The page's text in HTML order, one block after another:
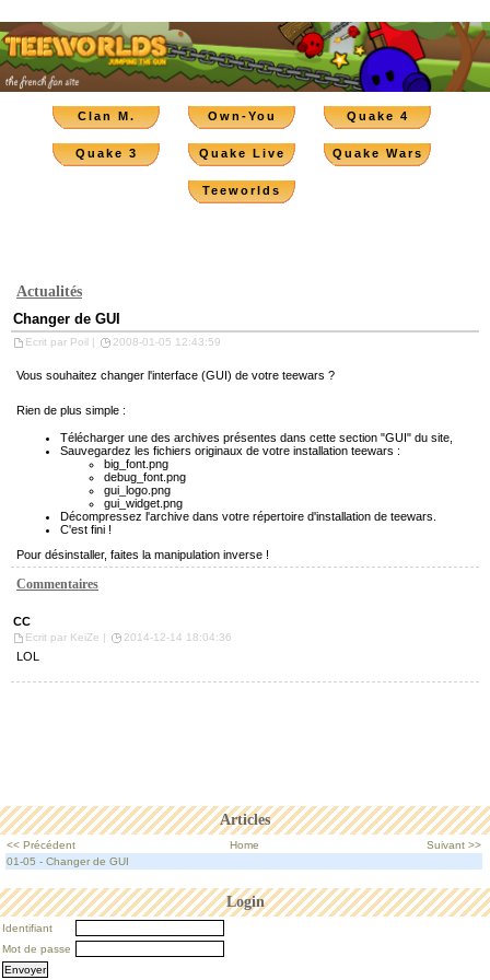
Clan M. Own-You Quake 4
Quake 3 Quake Live Quake Wars
Teeworlds
Articles
<< Précédent Home
Suivant >>
01-05 - Changer de GUI
Login
Identifiant
Mot de passe
Actualités
Changer de GUI
Ecrit par Poil | 2008-01-05 12:43:59
Vous souhaitez changer l'interface (GUI) de votre teewars ?
Rien de plus simple :
Télécharger une des archives présentes dans cette section "GUI" du site,
Sauvegardez les fichiers originaux de votre installation teewars :
big_font.png
debug_font.png
gui_logo.png
gui_widget.png
Décompressez l'archive dans votre répertoire d'installation de teewars.
C'est fini !
Pour désinstaller, faites la manipulation inverse !
Commentaires
CC
Ecrit par KeiZe | 2014-12-14 18:04:36
LOL